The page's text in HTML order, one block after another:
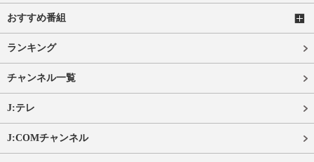
おすすめ番組
ランキング
チャンネル一覧
J:テレ
J:COMチャンネル